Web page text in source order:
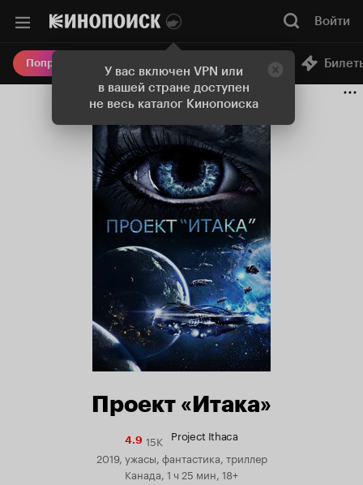
У вас включен VPN или
в вашей стране доступен
не весь каталог Кинопоиска
Войти
Попробовать Плюс Онлайн-кинотеатр
Проект «Итака»
4.9Рейтинг
Кинопоиска
15K Project Ithaca
2019, ужасы, фантастика, триллер
Канада, 1 ч 25 мин, 18+